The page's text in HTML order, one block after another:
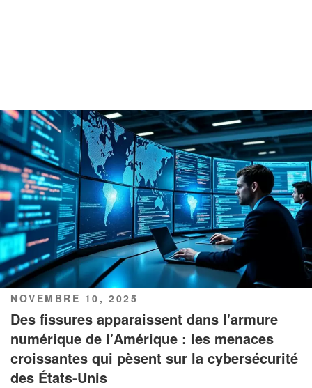
PUBLIÉ
LE
NOVEMBRE 10, 2025
Des fissures apparaissent dans l'armure
numérique de l'Amérique : les menaces
croissantes qui pèsent sur la cybersécurité
des États-Unis